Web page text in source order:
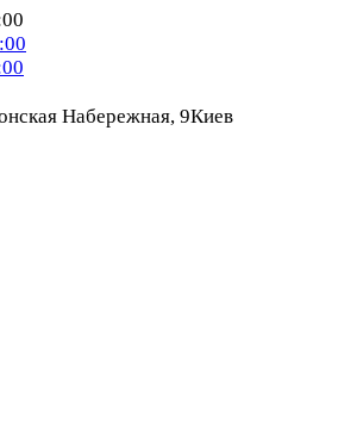
Набережная, 9Киев